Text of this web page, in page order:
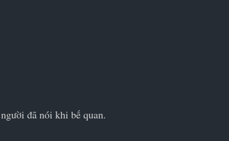
đã nói khi bế quan.